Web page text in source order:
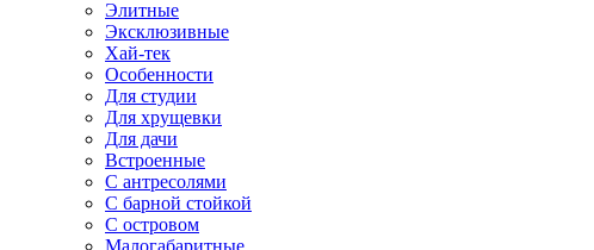
Элитные
Эксклюзивные
Хай-тек
Особенности
Для студии
Для хрущевки
Для дачи
Встроенные
С антресолями
С барной стойкой
С островом
Малогабаритные